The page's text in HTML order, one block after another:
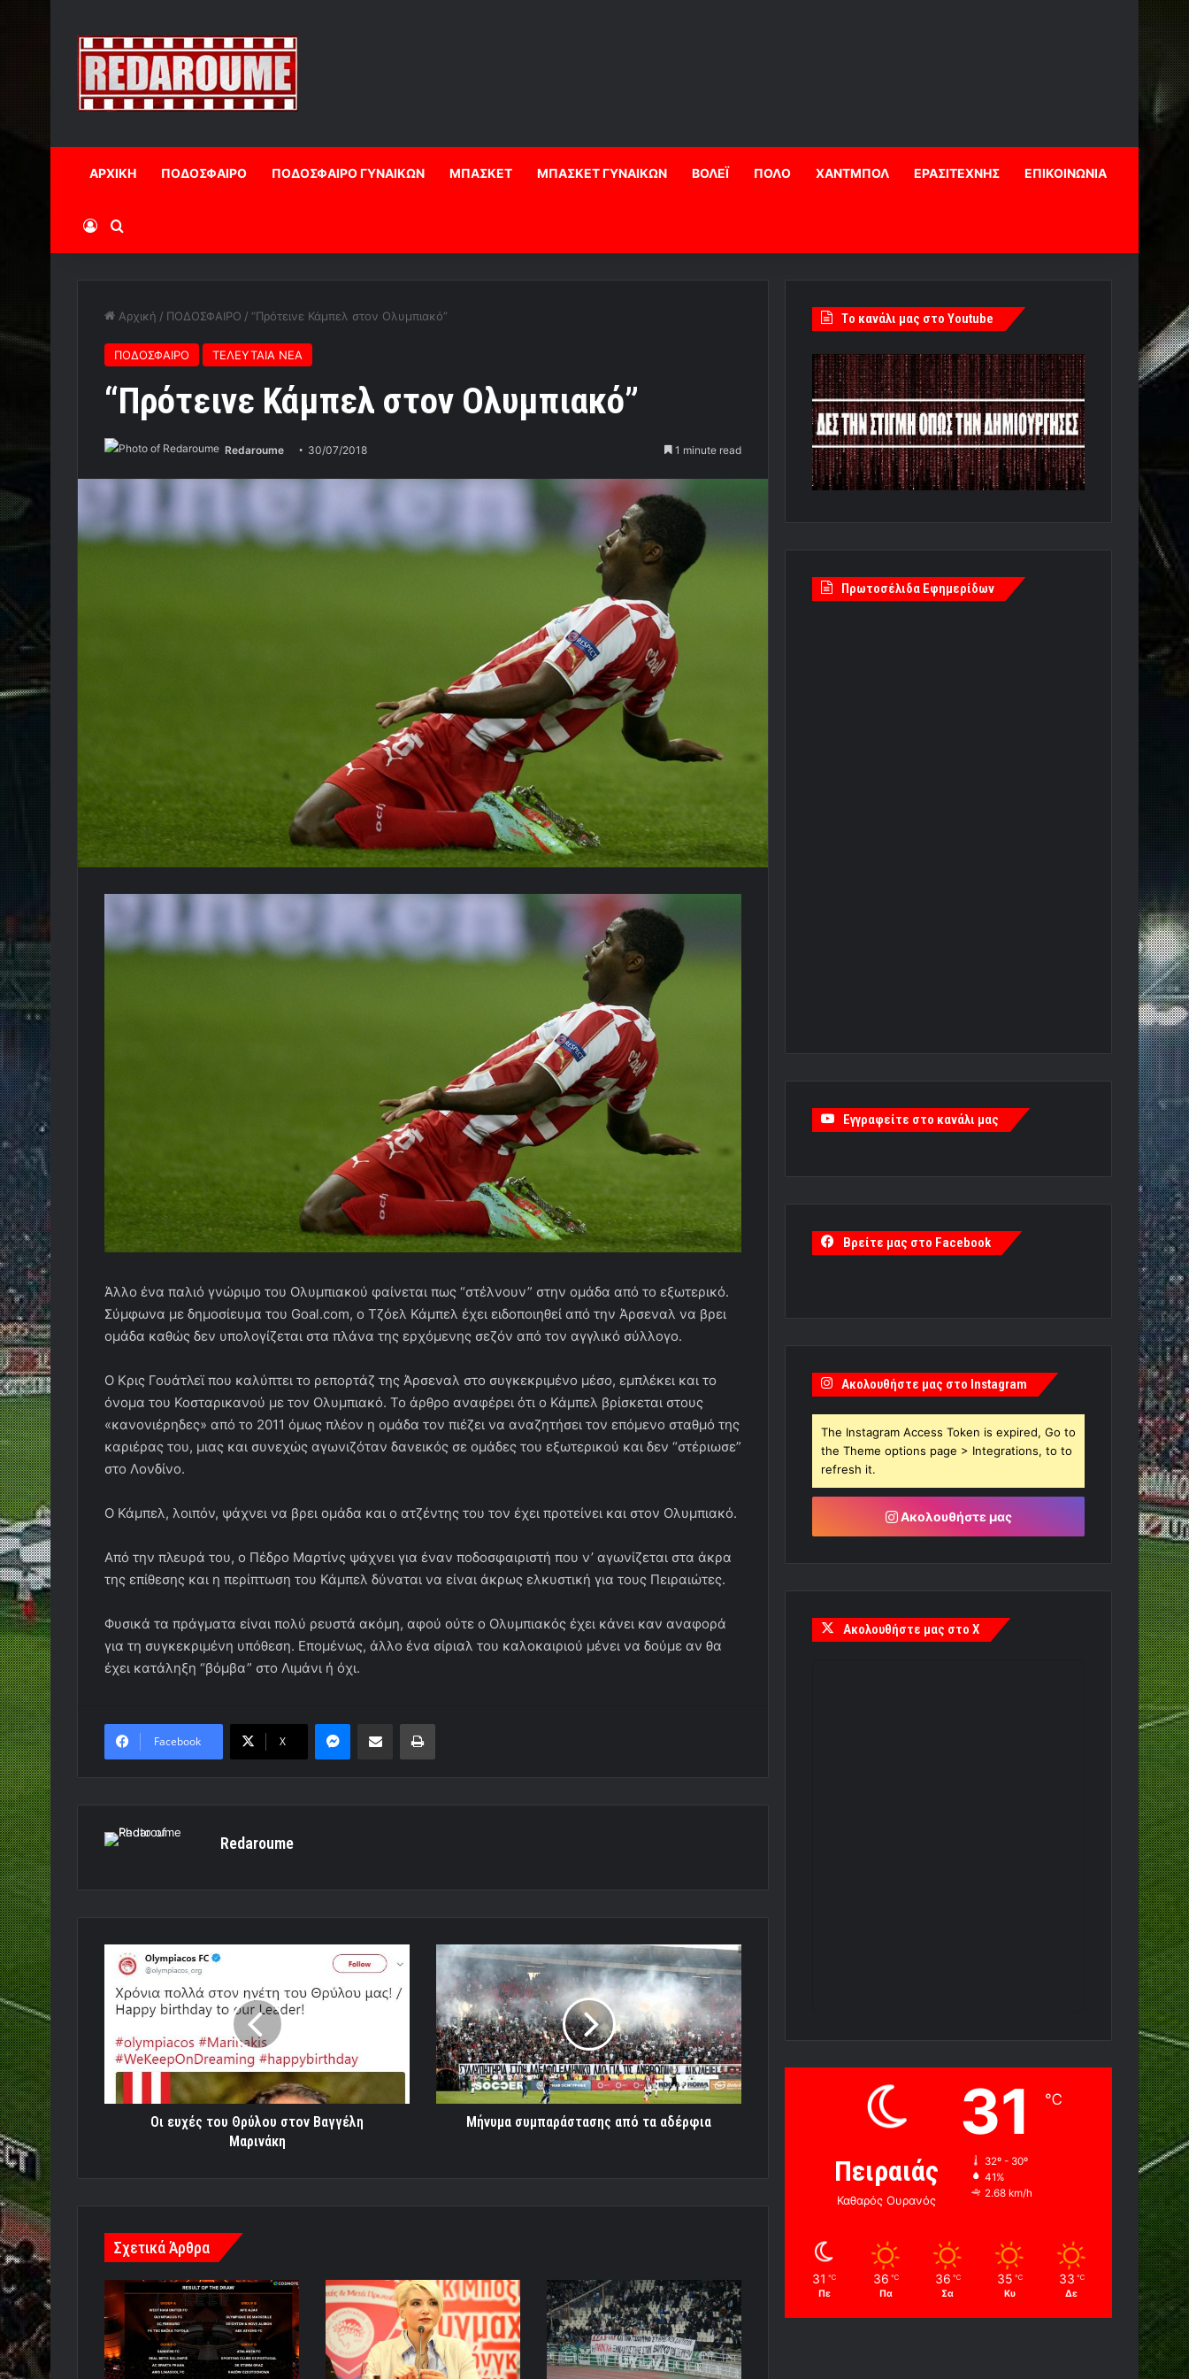
ΑΡΧΙΚΗ ΠΟΔΟΣΦΑΙΡΟ ΠΟΔΟΣΦΑΙΡΟ ΓΥΝΑΙΚΩΝ ΜΠΑΣΚΕΤ ΜΠΑΣΚΕΤ ΓΥΝΑΙΚΩΝ ΒΟΛΕΪ ΠΟΛΟ ΧΑΝΤΜΠΟΛ ΕΡΑΣΙΤΕΧΝΗΣ ΕΠΙΚΟΙΝΩΝΙΑ
Log InΑναζήτηση
Αρχική / ΠΟΔΟΣΦΑΙΡΟ / “Πρότεινε Κάμπελ στον Ολυμπιακό”
ΠΟΔΟΣΦΑΙΡΟ ΤΕΛΕΥΤΑΙΑ ΝΕΑ
“Πρότεινε Κάμπελ στον Ολυμπιακό”
Redaroume 30/07/2018 1 minute read
Άλλο ένα παλιό γνώριμο του Ολυμπιακού φαίνεται πως “στέλνουν” στην ομάδα από το εξωτερικό.
Σύμφωνα με δημοσίευμα του Goal.com, ο Τζόελ Κάμπελ έχει ειδοποιηθεί από την Άρσεναλ να βρει
ομάδα καθώς δεν υπολογίζεται στα πλάνα της ερχόμενης σεζόν από τον αγγλικό σύλλογο.
Ο Κρις Γουάτλεϊ που καλύπτει το ρεπορτάζ της Άρσεναλ στο συγκεκριμένο μέσο, εμπλέκει και το
όνομα του Κοσταρικανού με τον Ολυμπιακό. Το άρθρο αναφέρει ότι ο Κάμπελ βρίσκεται στους
«κανονιέρηδες» από το 2011 όμως πλέον η ομάδα τον πιέζει να αναζητήσει τον επόμενο σταθμό της
καριέρας του, μιας και συνεχώς αγωνιζόταν δανεικός σε ομάδες του εξωτερικού και δεν “στέριωσε”
στο Λονδίνο.
Ο Κάμπελ, λοιπόν, ψάχνει να βρει ομάδα και ο ατζέντης του τον έχει προτείνει και στον Ολυμπιακό.
Από την πλευρά του, ο Πέδρο Μαρτίνς ψάχνει για έναν ποδοσφαιριστή που ν’ αγωνίζεται στα άκρα
της επίθεσης και η περίπτωση του Κάμπελ δύναται να είναι άκρως ελκυστική για τους Πειραιώτες.
Φυσικά τα πράγματα είναι πολύ ρευστά ακόμη, αφού ούτε ο Ολυμπιακός έχει κάνει καν αναφορά
για τη συγκεκριμένη υπόθεση. Επομένως, άλλο ένα σίριαλ του καλοκαιριού μένει να δούμε αν θα
έχει κατάληξη “βόμβα” στο Λιμάνι ή όχι.
Facebook X
MessengerΚοινοποίηση μέσω ηλεκτρονικού ταχυδρομείουΕκτύπωση
Redaroume
ευχές
του
Θρύλου
Βαγγέλη
Μαρινάκη
Οι ευχές του Θρύλου στον Βαγγέλη
Μαρινάκη
Μήνυμα
συμπαράστασης
από
τα
αδέρφια
Μήνυμα συμπαράστασης από τα αδέρφια
Σχετικά Άρθρα
Tο κανάλι μας στο Youtube
Πρωτοσέλιδα Εφημερίδων
Εγγραφείτε στο κανάλι μας
Βρείτε μας στο Facebook
Ακολουθήστε μας στο Instagram
The Instagram Access Token is expired, Go to
the Theme options page > Integrations, to to
refresh it.
Ακολουθήστε μας
Ακολουθήστε μας στο X
Πειραιάς
Καθαρός Ουρανός
31 ℃
32º - 30º
41%
2.68 km/h
31 ℃
Πε
36 ℃
Πα
36 ℃
Σα
35 ℃
Κυ
33 ℃
Δε